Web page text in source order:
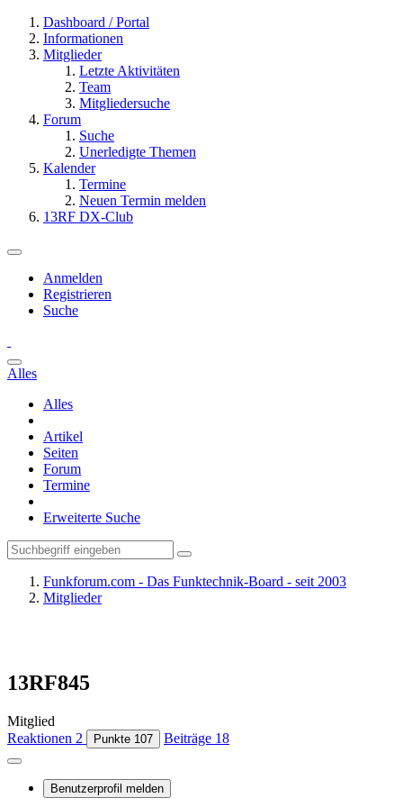
Dashboard / Portal
Informationen
Mitglieder
Letzte Aktivitäten
Team
Mitgliedersuche
Forum
Suche
Unerledigte Themen
Kalender
Termine
Neuen Termin melden
13RF DX-Club
Anmelden
Registrieren
Suche
Alles
Alles
Artikel
Seiten
Forum
Termine
Erweiterte Suche
Funkforum.com - Das Funktechnik-Board - seit 2003
Mitglieder
13RF845
Mitglied
Reaktionen 2 Punkte 107 Beiträge 18
Benutzerprofil melden